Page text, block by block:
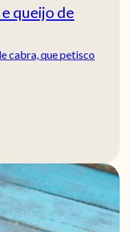
queijo de
cabra, que petisco